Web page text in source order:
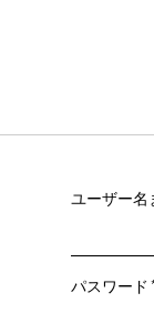
ユーザー
パスワード